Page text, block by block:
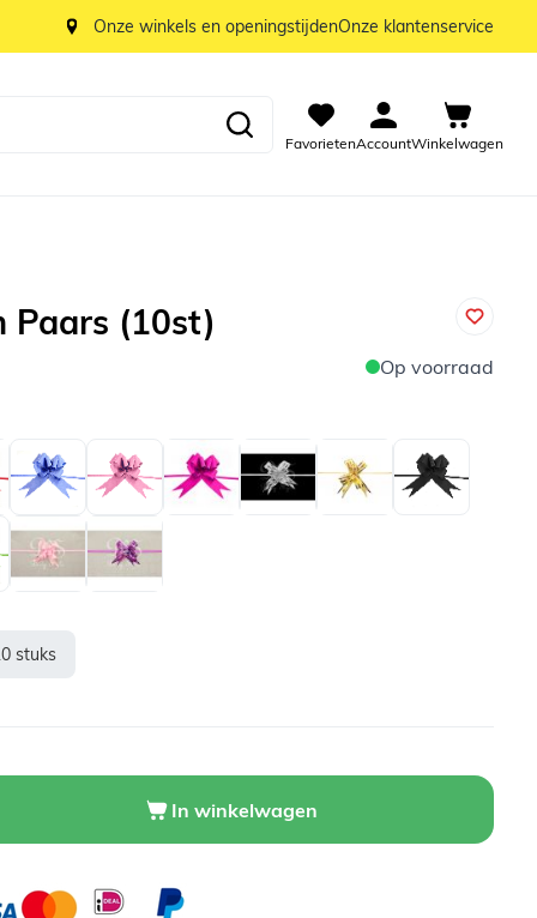
Onze winkels en openingstijdenOnze klantenservice
FavorietenAccountWinkelwagen
Paars (10st)
Op voorraad
stuks
In winkelwagen